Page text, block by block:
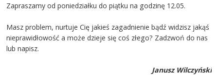
Zapraszamy od poniedziałku do piątku na godzinę 12.05.
Masz problem, nurtuje Cię jakieś zagadnienie bądź widzisz jakąś
nieprawidłowość a może dzieje się coś złego? Zadzwoń do nas
lub napisz.
Janusz Wilczyński